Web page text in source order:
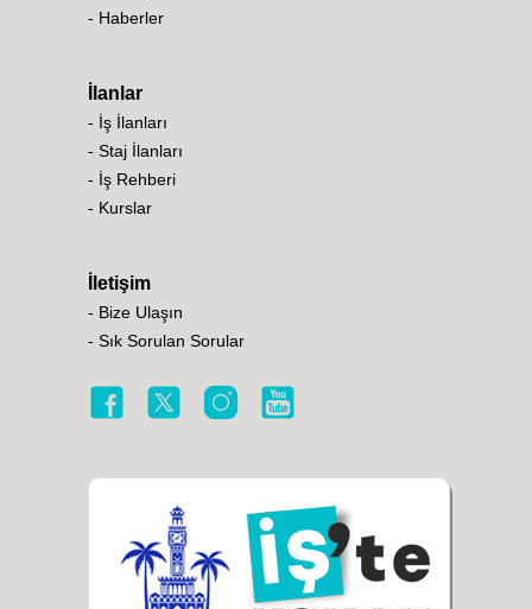
- Haberler
İlanlar
- İş İlanları
- Staj İlanları
- İş Rehberi
- Kurslar
İletişim
- Bize Ulaşın
- Sık Sorulan Sorular